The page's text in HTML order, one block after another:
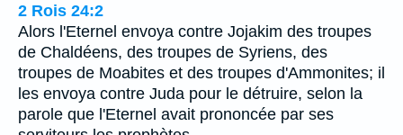
2 Rois 24:2
Alors l'Eternel envoya contre Jojakim des troupes
de Chaldéens, des troupes de Syriens, des
troupes de Moabites et des troupes d'Ammonites; il
les envoya contre Juda pour le détruire, selon la
parole que l'Eternel avait prononcée par ses